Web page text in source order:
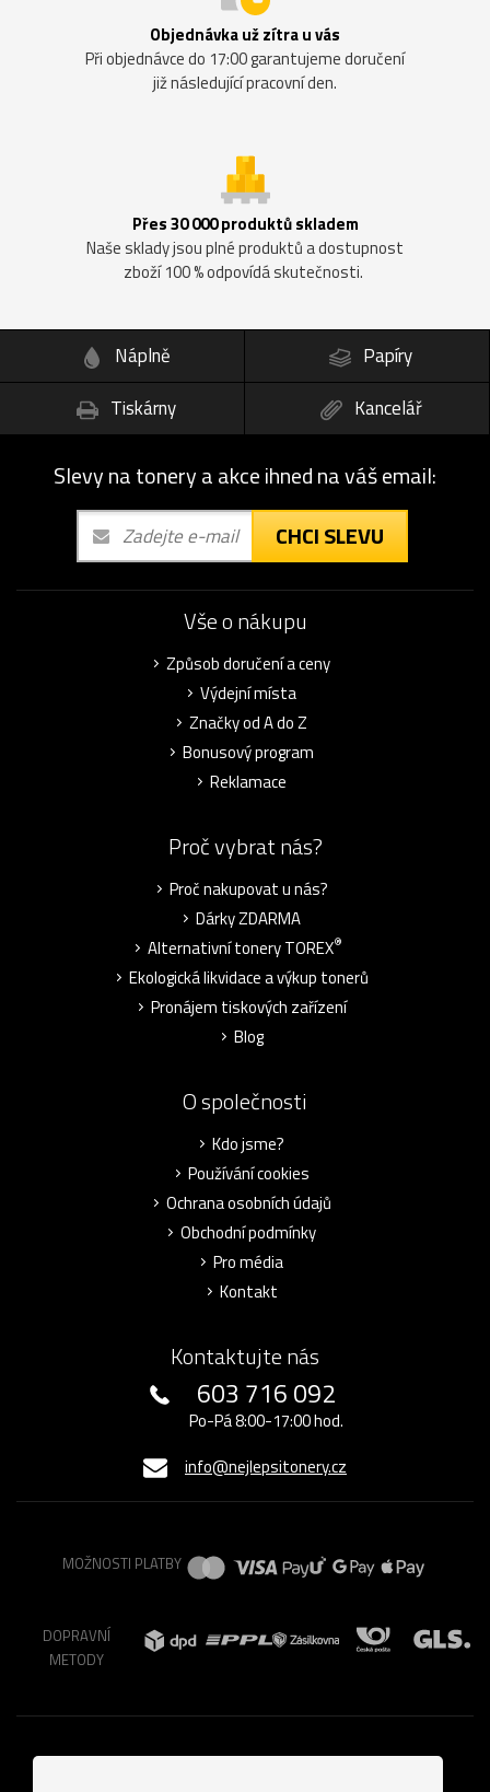
Objednávka už zítra u vás
Při objednávce do 17:00 garantujeme doručení
již následující pracovní den.
Přes 30 000 produktů skladem
Naše sklady jsou plné produktů a dostupnost
zboží 100 % odpovídá skutečnosti.
Náplně
Papíry
Tiskárny
Kancelář
Slevy na tonery a akce ihned na váš email:
CHCI SLEVU
Vše o nákupu
Způsob doručení a ceny
Výdejní místa
Značky od A do Z
Bonusový program
Reklamace
Proč vybrat nás?
Proč nakupovat u nás?
Dárky ZDARMA
Alternativní tonery TOREX®
Ekologická likvidace a výkup tonerů
Pronájem tiskových zařízení
Blog
O společnosti
Kdo jsme?
Používání cookies
Ochrana osobních údajů
Obchodní podmínky
Pro média
Kontakt
Kontaktujte nás
603 716 092
Po-Pá 8:00-17:00 hod.
info@nejlepsitonery.cz
MOŽNOSTI PLATBY
DOPRAVNÍ
METODY